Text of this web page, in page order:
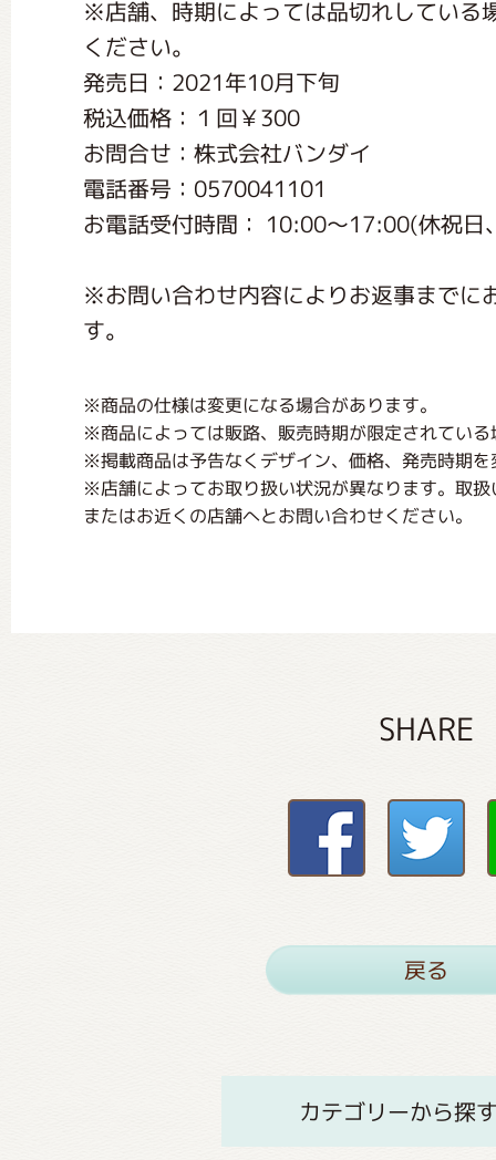
※店舗、時期によっては品切れしている
ください。
発売日：2021年10月下旬
税込価格：１回￥300
お問合せ：株式会社バンダイ
電話番号：0570041101
お電話受付時間： 10:00～17:00(休祝日
※お問い合わせ内容によりお返事までに
す。
※商品の仕様は変更になる場合があります。
※商品によっては販路、販売時期が限定されてい
※掲載商品は予告なくデザイン、価格、発売時期
※店舗によってお取り扱い状況が異なります。取
またはお近くの店舗へとお問い合わせください。
SHARE
戻る
カテゴリーから探